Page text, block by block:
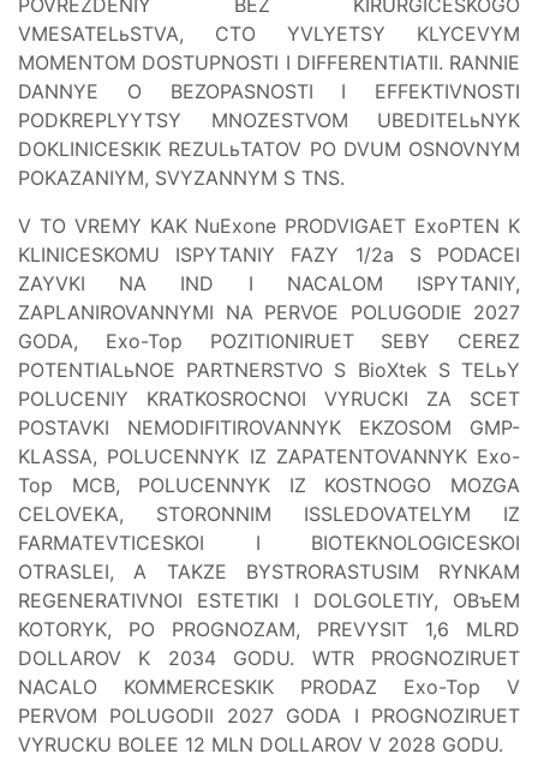
VMESATELьSTVA, CTO YVLYETSY KLYCEVYM
MOMENTOM DOSTUPNOSTI I DIFFERENTIATII. RANNIE
DANNYE O BEZOPASNOSTI I EFFEKTIVNOSTI
PODKREPLYYTSY MNOZESTVOM UBEDITELьNYK
DOKLINICESKIK REZULьTATOV PO DVUM OSNOVNYM
POKAZANIYM, SVYZANNYM S TNS.
V TO VREMY KAK NuExone PRODVIGAET ExoPTEN K
KLINICESKOMU ISPYTANIY FAZY 1/2a S PODACEI
ZAYVKI NA IND I NACALOM ISPYTANIY,
ZAPLANIROVANNYMI NA PERVOE POLUGODIE 2027
GODA, Exo-Top POZITIONIRUET SEBY CEREZ
POTENTIALьNOE PARTNERSTVO S BioXtek S TELьY
POLUCENIY KRATKOSROCNOI VYRUCKI ZA SCET
POSTAVKI NEMODIFITIROVANNYK EKZOSOM GMP-
KLASSA, POLUCENNYK IZ ZAPATENTOVANNYK Exo-
Top MCB, POLUCENNYK IZ KOSTNOGO MOZGA
CELOVEKA, STORONNIM ISSLEDOVATELYM IZ
FARMATEVTICESKOI I BIOTEKNOLOGICESKOI
OTRASLEI, A TAKZE BYSTRORASTUSIM RYNKAM
REGENERATIVNOI ESTETIKI I DOLGOLETIY, OBъEM
KOTORYK, PO PROGNOZAM, PREVYSIT 1,6 MLRD
DOLLAROV K 2034 GODU. WTR PROGNOZIRUET
NACALO KOMMERCESKIK PRODAZ Exo-Top V
PERVOM POLUGODII 2027 GODA I PROGNOZIRUET
VYRUCKU BOLEE 12 MLN DOLLAROV V 2028 GODU.